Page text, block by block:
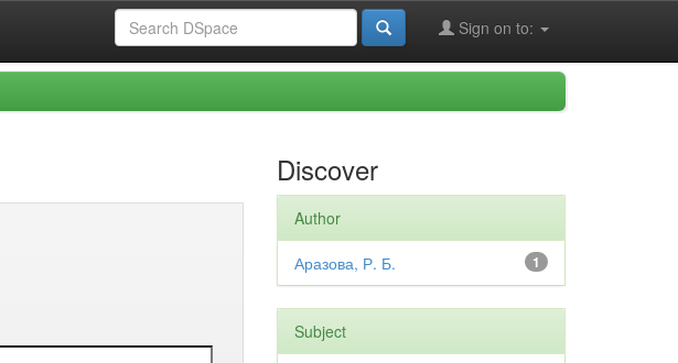
Sign on to:
Discover
Author
1
Аразова, Р. Б.
Subject